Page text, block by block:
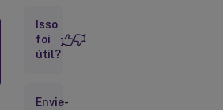
SAML para
aplicativos
MDX
Isso
foi
útil?
Envie-